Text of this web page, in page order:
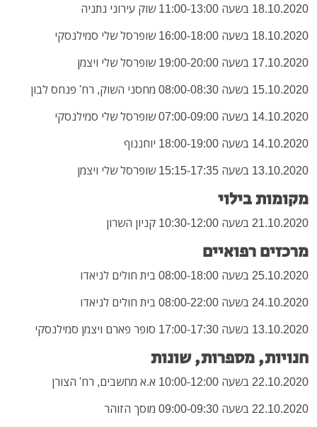
18.10.2020 בשעה 11:00-13:00 שוק עירוני נתניה
18.10.2020 בשעה 16:00-18:00 שופרסל שלי סמילנסקי
17.10.2020 בשעה 19:00-20:00 שופרסל שלי ויצמן
15.10.2020 בשעה 08:00-08:30 מחסני השוק, רח' פנחס לבון
14.10.2020 בשעה 07:00-09:00 שופרסל שלי סמילנסקי
14.10.2020 בשעה 18:00-19:00 יוחננוף
13.10.2020 בשעה 15:15-17:35 שופרסל שלי ויצמן
מקומות בילוי
21.10.2020 בשעה 10:30-12:00 קניון השרון
מרכזים רפואיים
25.10.2020 בשעה 08:00-18:00 בית חולים לניאדו
24.10.2020 בשעה 08:00-22:00 בית חולים לניאדו
13.10.2020 בשעה 17:00-17:30 סופר פארם ויצמן סמילנסקי
חנויות, מספרות, שונות
22.10.2020 בשעה 10:00-12:00 א.א מחשבים, רח' הצורן
22.10.2020 בשעה 09:00-09:30 מוסך הזוהר